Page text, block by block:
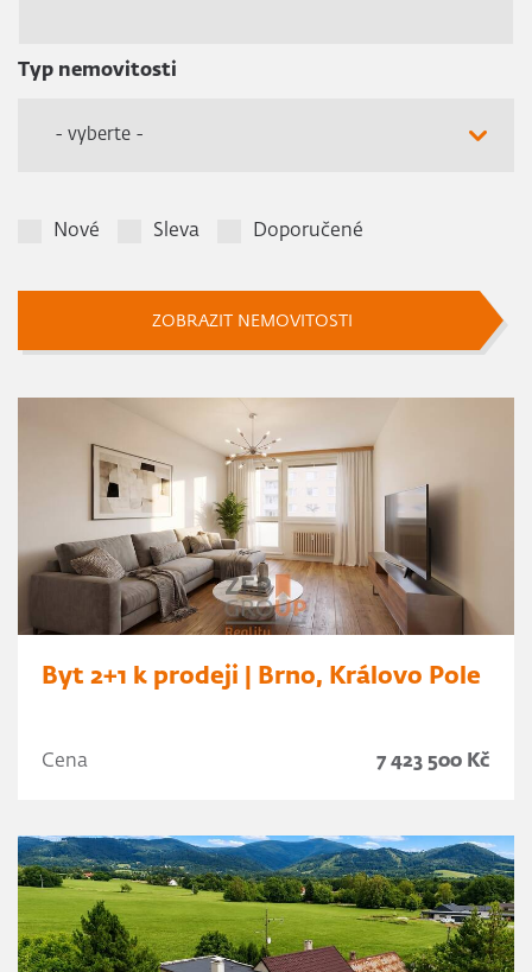
Typ nemovitosti
- vyberte -
Nové Sleva Doporučené
ZOBRAZIT NEMOVITOSTI
Byt 2+1 k prodeji | Brno, Královo Pole
Cena 7 423 500 Kč